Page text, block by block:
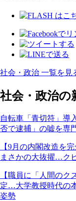
社会・政治 一覧を見
社会・政治の
自転車「青切符」導
否で逮捕」の嘘を専
【9月の内閣改造を
まさかの大抜擢…ク
【職員に「人間の
定…大学教授時代の
姿勢